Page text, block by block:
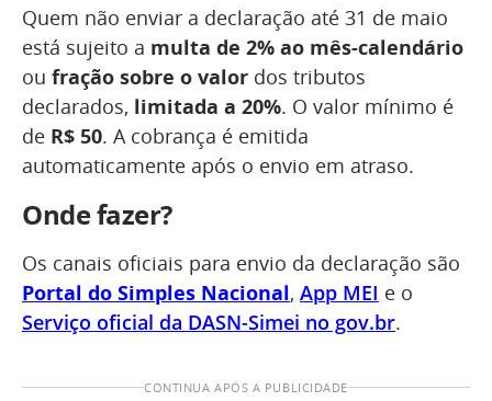
Quem não enviar a declaração até 31 de maio
está sujeito a multa de 2% ao mês-calendário
ou fração sobre o valor dos tributos
declarados, limitada a 20%. O valor mínimo é
de R$ 50. A cobrança é emitida
automaticamente após o envio em atraso.
Onde fazer?
Os canais oficiais para envio da declaração são
Portal do Simples Nacional, App MEI e o
Serviço oficial da DASN-Simei no gov.br.
CONTINUA APÓS A PUBLICIDADE